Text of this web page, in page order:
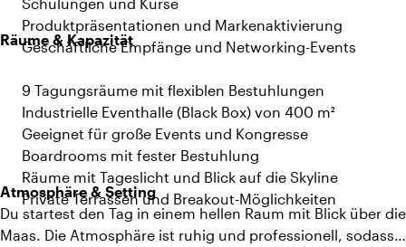
Produktpräsentationen und Markenaktivierung
Geschäftliche Empfänge und Networking-Events
Räume & Kapazität
9 Tagungsräume mit flexiblen Bestuhlungen
Industrielle Eventhalle (Black Box) von 400 m²
Geeignet für große Events und Kongresse
Boardrooms mit fester Bestuhlung
Räume mit Tageslicht und Blick auf die Skyline
Private Terrassen und Breakout-Möglichkeiten
Atmosphäre & Setting
Du startest den Tag in einem hellen Raum mit Blick über die
Maas. Die Atmosphäre ist ruhig und professionell, sodass